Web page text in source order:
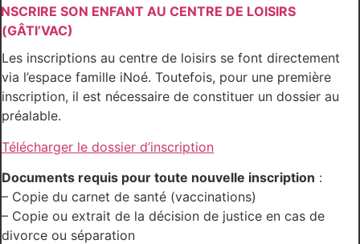
SON ENFANT AU CENTRE DE LOISIRS
(GÂTI’VAC)
Les inscriptions au centre de loisirs se font directement
via l’espace famille iNoé. Toutefois, pour une première
inscription, il est nécessaire de constituer un dossier au
préalable.
Télécharger le dossier d’inscription
Documents requis pour toute nouvelle inscription :
– Copie du carnet de santé (vaccinations)
– Copie ou extrait de la décision de justice en cas de
divorce ou séparation